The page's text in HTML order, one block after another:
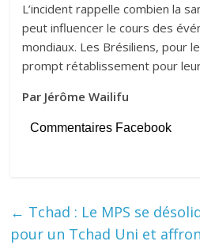
L’incident rappelle combien la
peut influencer le cours des
mondiaux. Les Brésiliens, pour
prompt rétablissement pour
Par Jérôme Wailifu
Commentaires Facebook
← Tchad : Le MPS se
pour un Tchad Uni et